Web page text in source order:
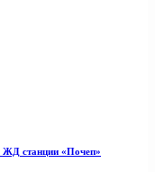
ЖД станции «Почеп»